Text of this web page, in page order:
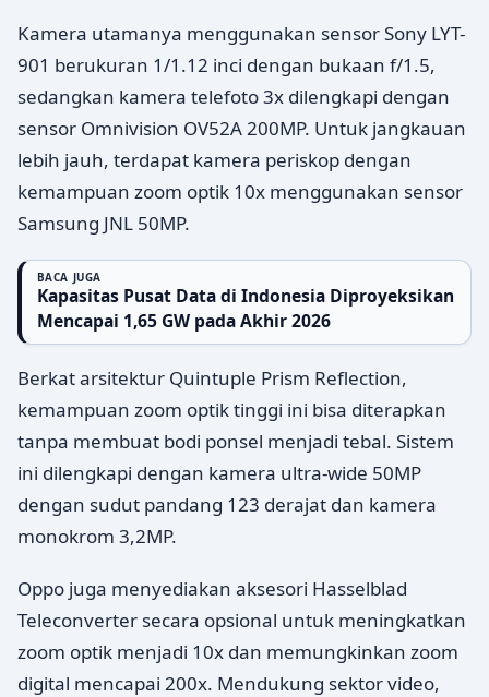
Kamera utamanya menggunakan sensor Sony LYT-
901 berukuran 1/1.12 inci dengan bukaan f/1.5,
sedangkan kamera telefoto 3x dilengkapi dengan
sensor Omnivision OV52A 200MP. Untuk jangkauan
lebih jauh, terdapat kamera periskop dengan
kemampuan zoom optik 10x menggunakan sensor
Samsung JNL 50MP.
BACA JUGA
Kapasitas Pusat Data di Indonesia Diproyeksikan
Mencapai 1,65 GW pada Akhir 2026
Berkat arsitektur Quintuple Prism Reflection,
kemampuan zoom optik tinggi ini bisa diterapkan
tanpa membuat bodi ponsel menjadi tebal. Sistem
ini dilengkapi dengan kamera ultra-wide 50MP
dengan sudut pandang 123 derajat dan kamera
monokrom 3,2MP.
Oppo juga menyediakan aksesori Hasselblad
Teleconverter secara opsional untuk meningkatkan
zoom optik menjadi 10x dan memungkinkan zoom
digital mencapai 200x. Mendukung sektor video,